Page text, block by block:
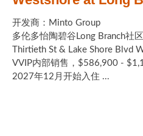
开发商：Minto Group
多伦多怡陶碧谷Long Branch社区
Thirtieth St & Lake Shore Blvd
VVIP内部销售，$586,900 -
2027年12月开始入住 ...